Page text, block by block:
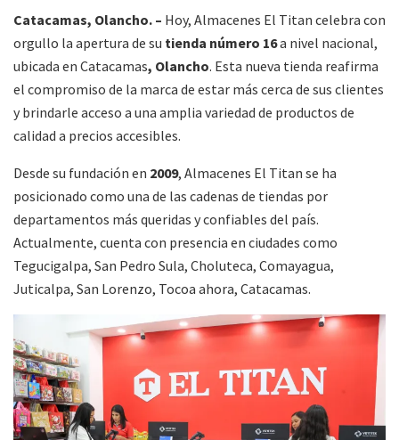
Catacamas, Olancho. – Hoy, Almacenes El Titan celebra con
orgullo la apertura de su tienda número 16a nivel nacional,
ubicada en Catacamas, Olancho. Esta nueva tienda reafirma
el compromiso de la marca de estar más cerca de sus clientes
y brindarle acceso a una amplia variedad de productos de
calidad a precios accesibles.
Desde su fundación en 2009, Almacenes El Titan se ha
posicionado como una de las cadenas de tiendas por
departamentos más queridas y confiables del país.
Actualmente, cuenta con presencia en ciudades como
Tegucigalpa, San Pedro Sula, Choluteca, Comayagua,
Juticalpa, San Lorenzo, Tocoa ahora, Catacamas.